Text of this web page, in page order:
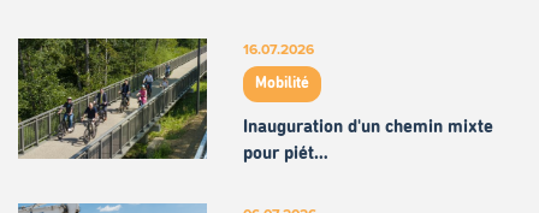
16.07.2026
Mobilité
Inauguration d'un chemin mixte
pour piét…